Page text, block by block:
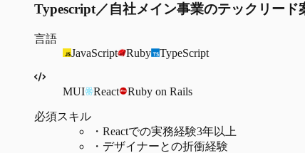
Typescript／自社メイン事業のテックリード
言語
JavaScript
Ruby TypeScript
MUI React Ruby on Rails
必須スキル
・ Reactでの実務経験3年以上
・ デザイナーとの折衝経験